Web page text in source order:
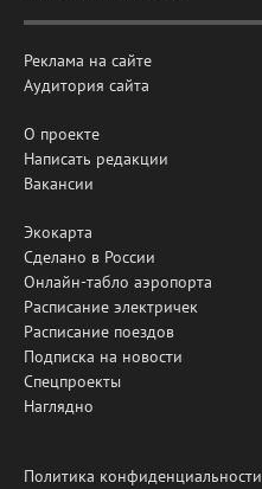
Реклама на сайте
Аудитория сайта
О проекте
Написать редакции
Вакансии
Экокарта
Сделано в России
Онлайн-табло аэропорта
Расписание электричек
Расписание поездов
Подписка на новости
Спецпроекты
Наглядно
Политика конфиденциальности